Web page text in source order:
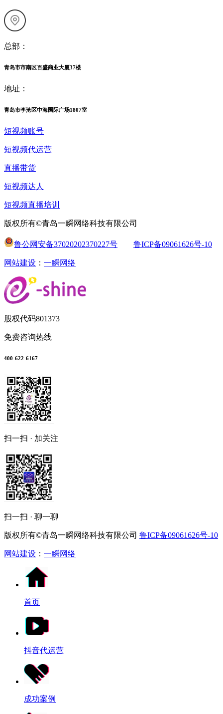
总部：
青岛市市南区百盛商业大厦37楼
地址：
青岛市李沧区中海国际广场1807室
短视频账号
短视频代运营
直播带货
短视频达人
短视频直播培训
版权所有©青岛一瞬网络科技有限公司
鲁公网安备37020202370227号 鲁ICP备09061626号-10
网站建设 ： 一瞬网络
股权代码801373
免费咨询热线
400-622-6167
扫一扫 · 加关注
扫一扫 · 聊一聊
版权所有©青岛一瞬网络科技有限公司 鲁ICP备09061626号-10
网站建设 ： 一瞬网络
首页
抖音代运营
成功案例